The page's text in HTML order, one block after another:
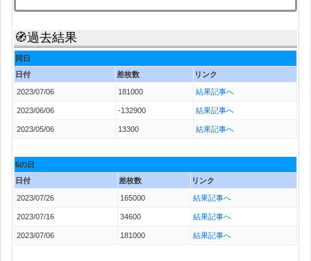
🧭過去結果
同日
日付
差枚数 リンク
2023/07/06 181000 結果記事へ
2023/06/06 -132900 結果記事へ
2023/05/06 13300 結果記事へ
6の日
日付
差枚数 リンク
2023/07/26 165000 結果記事へ
2023/07/16 34600 結果記事へ
2023/07/06 181000 結果記事へ